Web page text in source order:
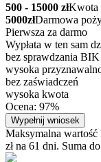
500 - 15000 złKwota
5000złDarmowa
Pierwsza za darmo
Wypłata w ten sam
bez sprawdzania BIK
wysoka
bez zaświadczeń
wysoka kwota
Ocena: 97%
Wypełnij wniosek
Maksymalna
zł na 61 dni. Suma